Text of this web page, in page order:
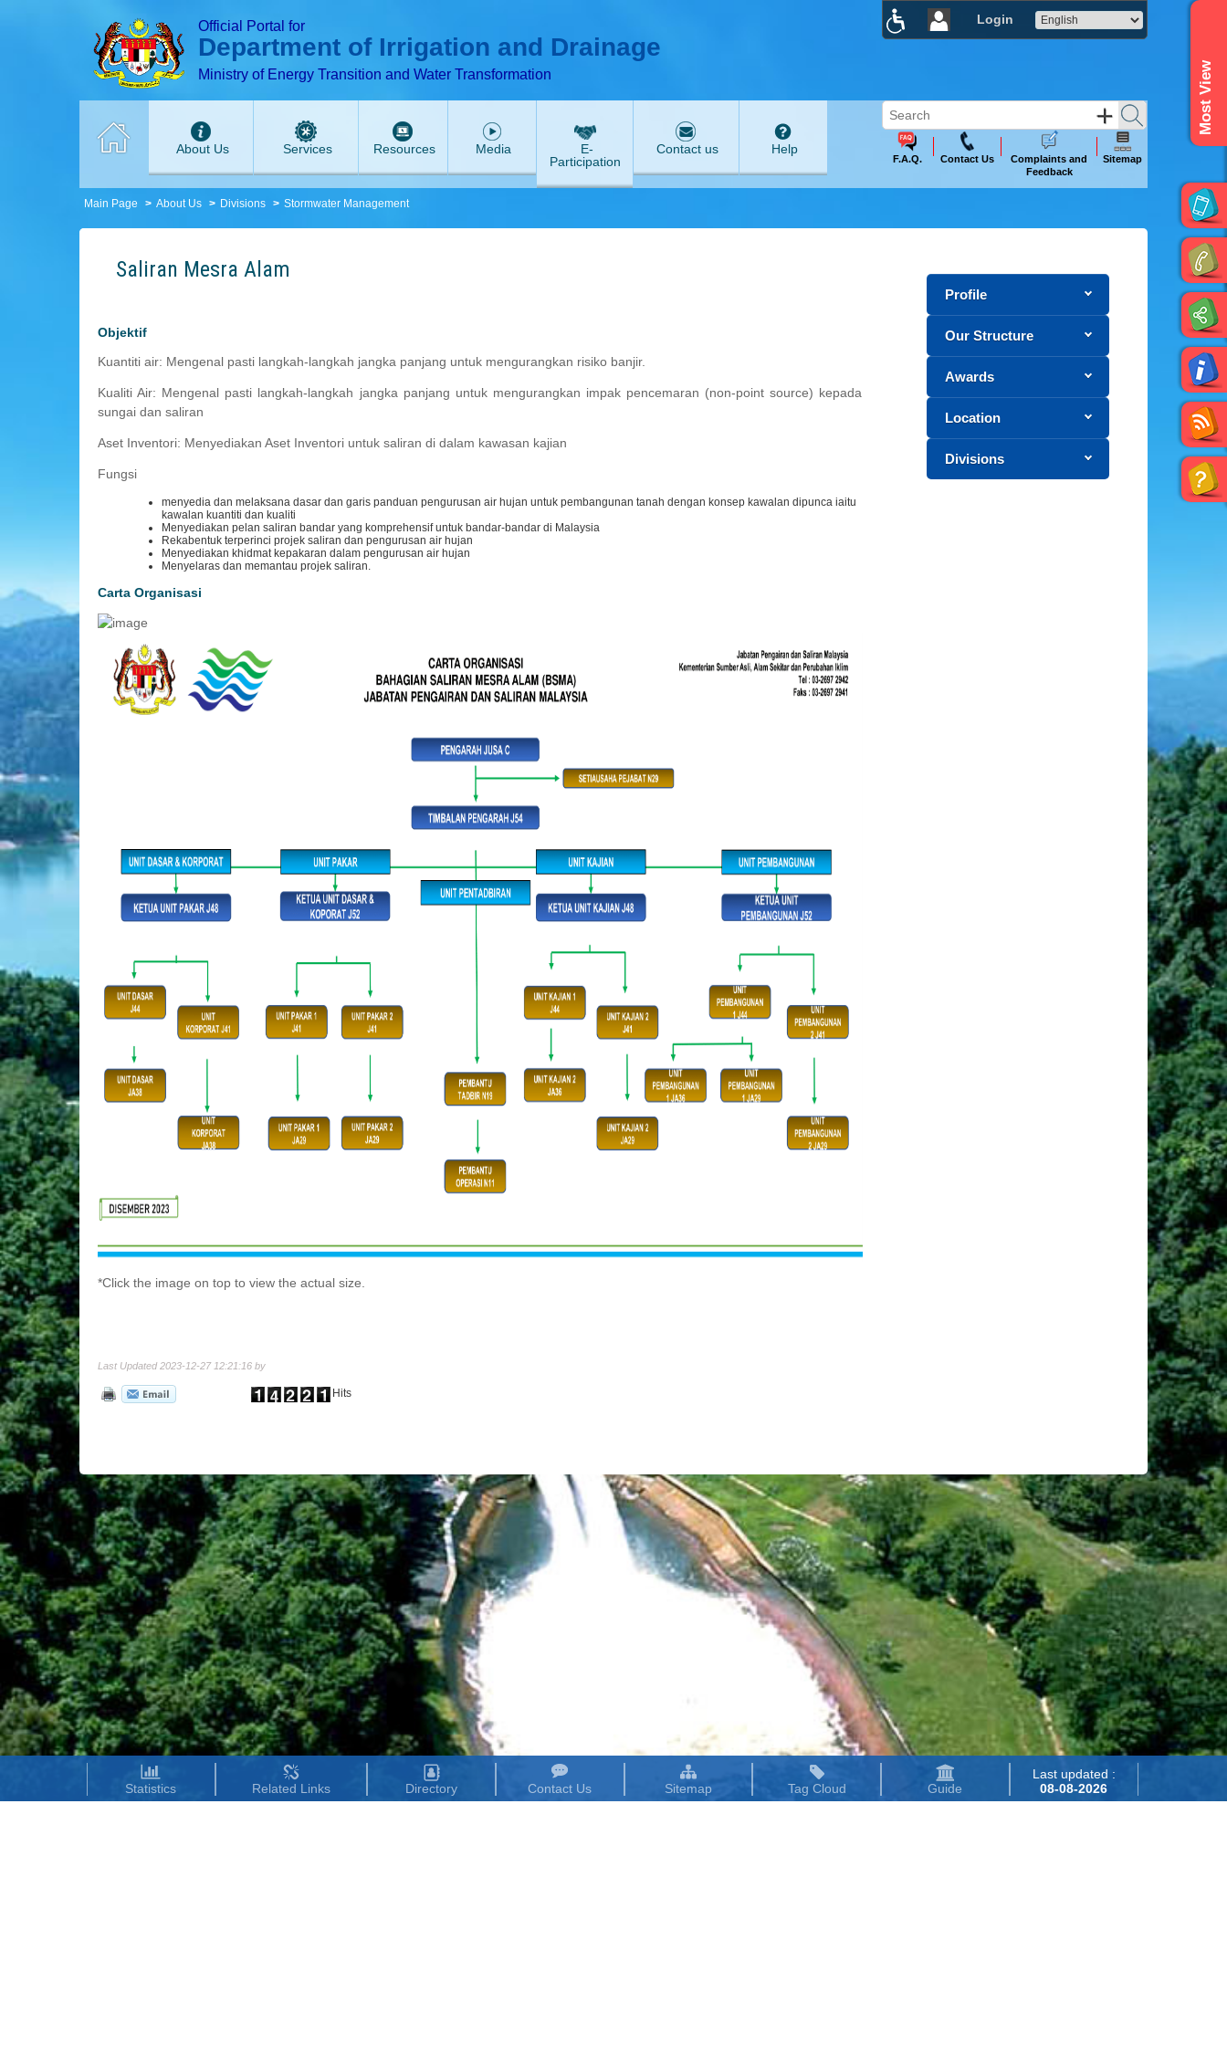
Login
T
Official Portal for
Department of Irrigation and Drainage
Ministry of Energy Transition and Water Transformation Most View
About Us Services Resources Media
E-
Participation
Contact us Help
F.A.Q. Contact Us
Complaints and
Feedback
Sitemap
Main Page About Us Divisions Stormwater Management
Saliran Mesra Alam
Objektif
Kuantiti air: Mengenal pasti langkah-langkah jangka panjang untuk mengurangkan risiko banjir.
Kualiti Air: Mengenal pasti langkah-langkah jangka panjang untuk mengurangkan impak pencemaran (non-point source) kepada
sungai dan saliran
Aset Inventori: Menyediakan Aset Inventori untuk saliran di dalam kawasan kajian
Fungsi
menyedia dan melaksana dasar dan garis panduan pengurusan air hujan untuk pembangunan tanah dengan konsep kawalan dipunca iaitu
kawalan kuantiti dan kualiti
Menyediakan pelan saliran bandar yang komprehensif untuk bandar-bandar di Malaysia
Rekabentuk terperinci projek saliran dan pengurusan air hujan
Menyediakan khidmat kepakaran dalam pengurusan air hujan
Menyelaras dan memantau projek saliran.
Carta Organisasi
*Click the image on top to view the actual size.
Last Updated 2023-12-27 12:21:16 by
Hits
Profile
Our Structure
Awards
Location
Divisions
Statistics Related Links Directory Contact Us Sitemap Tag Cloud Guide
Last updated :
08-08-2026